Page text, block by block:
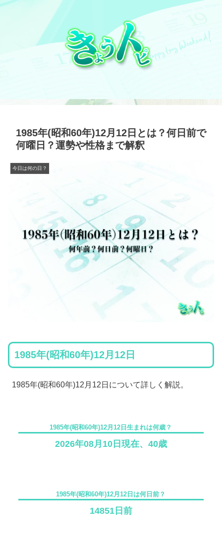
1985年(昭和60年)12月12日とは？何日前で
何曜日？運勢や性格まで解釈
今日は何の日？
1985年(昭和60年)12月12日
1985年(昭和60年)12月12日について詳しく解説。
1985年(昭和60年)12月12日生まれは何歳？
2026年08月10日現在、40歳
1985年(昭和60年)12月12日は何日前？
14851日前